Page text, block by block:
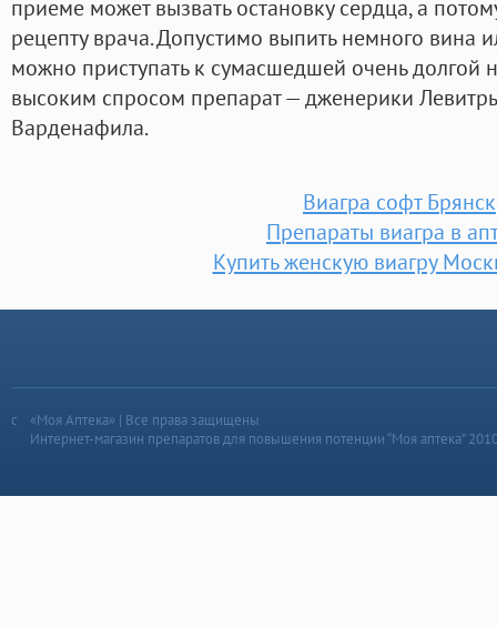
приеме может вызвать остановку сердца, а
рецепту врача. Допустимо выпить немного вина
можно приступать к сумасшедшей очень
высоким спросом препарат — дженерики
Варденафила.
Виагра софт Брянск
Препараты виагра в
Купить женскую виагру
«Моя Аптека» | Все права защищены
Интернет-магазин препаратов для повышения потенции “Моя аптека”